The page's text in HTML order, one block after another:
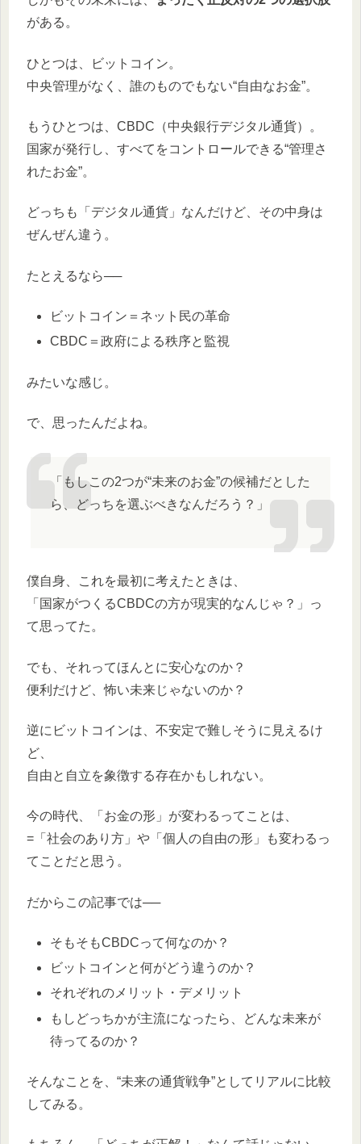
がある。
ひとつは、ビットコイン。
中央管理がなく、誰のものでもない“自由なお金”。
もうひとつは、CBDC（中央銀行デジタル通貨）。
国家が発行し、すべてをコントロールできる“管理さ
れたお金”。
どっちも「デジタル通貨」なんだけど、その中身は
ぜんぜん違う。
たとえるなら──
ビットコイン＝ネット民の革命
CBDC＝政府による秩序と監視
みたいな感じ。
で、思ったんだよね。
「もしこの2つが“未来のお金”の候補だとした
ら、どっちを選ぶべきなんだろう？」
僕自身、これを最初に考えたときは、
「国家がつくるCBDCの方が現実的なんじゃ？」っ
て思ってた。
でも、それってほんとに安心なのか？
便利だけど、怖い未来じゃないのか？
逆にビットコインは、不安定で難しそうに見えるけ
ど、
自由と自立を象徴する存在かもしれない。
今の時代、「お金の形」が変わるってことは、
=「社会のあり方」や「個人の自由の形」も変わるっ
てことだと思う。
だからこの記事では──
そもそもCBDCって何なのか？
ビットコインと何がどう違うのか？
それぞれのメリット・デメリット
もしどっちかが主流になったら、どんな未来が
待ってるのか？
そんなことを、“未来の通貨戦争”としてリアルに比較
してみる。